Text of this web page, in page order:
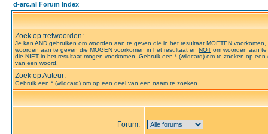
d-arc.nl Forum Index
Zoek op trefwoorden:
Je kan AND gebruiken om woorden aan te geven die in het resultaat MOETEN voorkomen,
woorden aan te geven die MOGEN voorkomen in het resultaat en NOT om woorden aan
die NIET in het resultaat mogen voorkomen. Gebruik een * (wildcard) om te zoeken op een
van een woord.
Zoek op Auteur:
Gebruik een * (wildcard) om op een deel van een naam te zoeken
Forum: